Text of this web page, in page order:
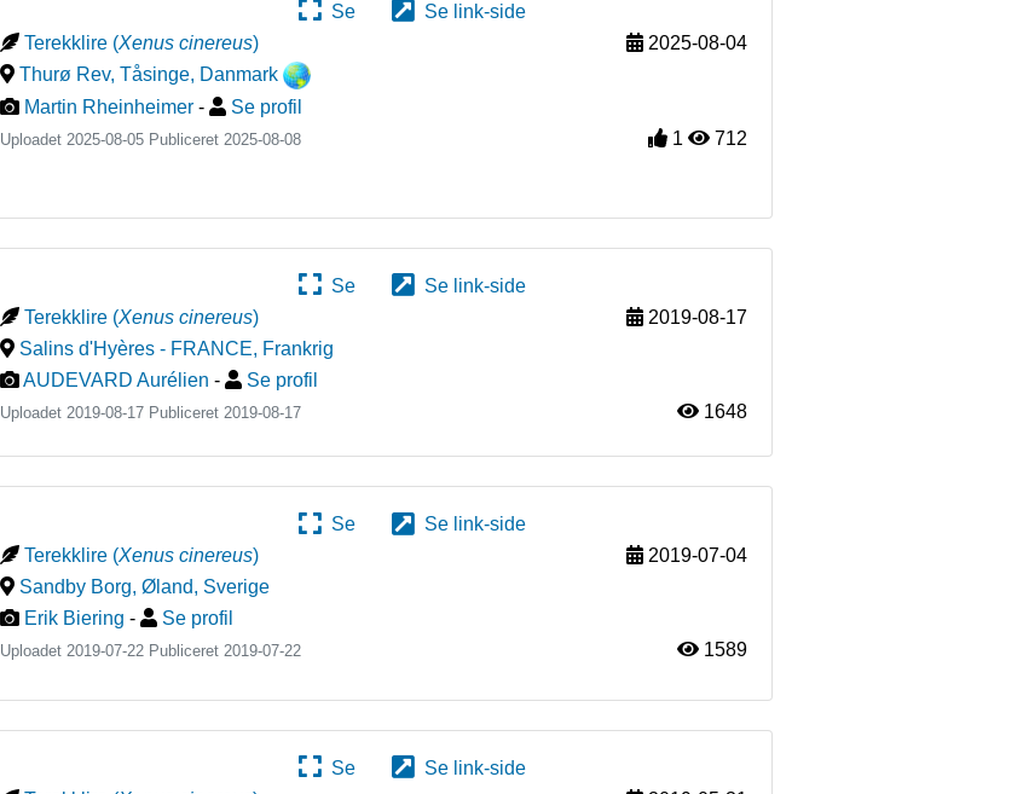
Se
Se link-side
Terekklire (Xenus cinereus)
2025-08-04
Thurø Rev, Tåsinge, Danmark
Martin Rheinheimer - Se profil
Uploadet 2025-08-05 Publiceret2025-08-08 1 712
Se
Se link-side
Terekklire (Xenus cinereus)
2019-08-17
Salins d'Hyères - FRANCE, Frankrig
AUDEVARD Aurélien - Se profil
Uploadet 2019-08-17 Publiceret2019-08-17 1648
Se
Se link-side
Terekklire (Xenus cinereus)
2019-07-04
Sandby Borg, Øland, Sverige
Erik Biering - Se profil
Uploadet 2019-07-22 Publiceret2019-07-22 1589
Se
Se link-side